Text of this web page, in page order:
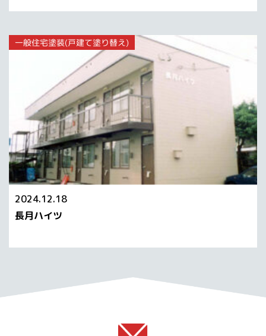
一般住宅塗装(戸建て塗り替え)
2024.12.18
長月ハイツ